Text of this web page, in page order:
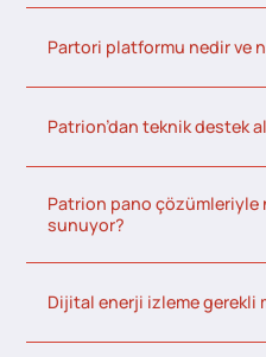
Partori platformu nedir ve
Patrion’dan teknik destek
Patrion pano çözümleriyle
sunuyor?
Dijital enerji izleme gerekli